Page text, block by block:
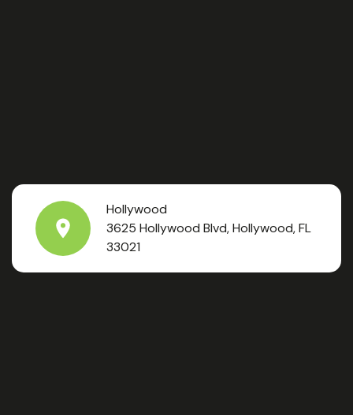
Hollywood
3625 Hollywood Blvd, Hollywood, FL
33021